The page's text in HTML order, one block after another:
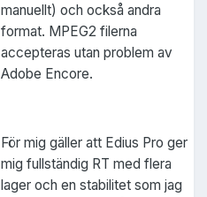
manuellt) och också andra
format. MPEG2 filerna
accepteras utan problem av
Adobe Encore.
För mig gäller att Edius Pro ger
mig fullständig RT med flera
lager och en stabilitet som jag